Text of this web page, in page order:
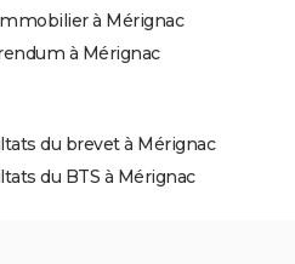
à Mérignac
à Mérignac
du brevet à Mérignac
du BTS à Mérignac